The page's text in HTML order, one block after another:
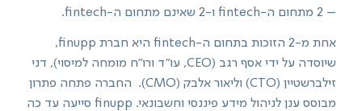
– 2 מתחום ה-fintech ו-2 שאינם מתחום ה-fintech.
אחת מ-2 הזוכות בתחום ה-fintech היא חברת finupp,
שיוסדה על ידי אסף רגב (CEO, עו"ד ורו"ח מומחה למיסוי), דני
זילברשטיין (CTO) וליאור אלבק (CMO). החברה פתחה פתרון
מבוסס ענן לניהול מידע פיננסי וחשבונאי. finupp סייעה עד כה